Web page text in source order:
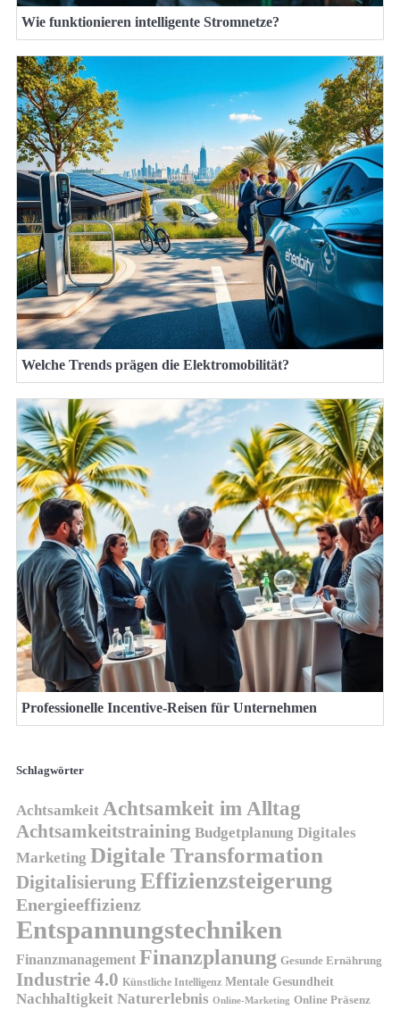
Wie funktionieren intelligente Stromnetze?
Welche Trends prägen die Elektromobilität?
Professionelle Incentive-Reisen für Unternehmen
Schlagwörter
Achtsamkeit Achtsamkeit im Alltag
Achtsamkeitstraining Budgetplanung Digitales
Marketing Digitale Transformation
Digitalisierung Effizienzsteigerung
Energieeffizienz
Entspannungstechniken
Finanzmanagement Finanzplanung Gesunde Ernährung
Industrie 4.0 Künstliche Intelligenz Mentale Gesundheit
Nachhaltigkeit Naturerlebnis Online-Marketing Online Präsenz